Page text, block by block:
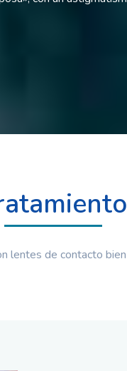
lentes de contacto